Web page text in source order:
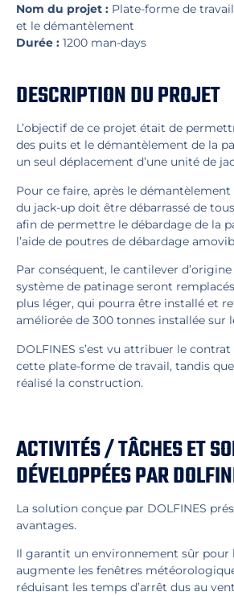
Nom du projet : Plate-forme de
et le démantèlement
Durée : 1200 man-days
DESCRIPTION DU PROJET
L’objectif de ce projet était de
des puits et le démantèlement de la
un seul déplacement d’une unité de
Pour ce faire, après le
du jack-up doit être débarrassé de
afin de permettre le débardage de la
l’aide de poutres de débardage
Par conséquent, le cantilever
système de patinage seront
plus léger, qui pourra être installé et
améliorée de 300 tonnes installée sur
DOLFINES s’est vu attribuer le
cette plate-forme de travail, tandis
réalisé la construction.
ACTIVITÉS / TÂCHES ET
DÉVELOPPÉES PAR
La solution conçue par DOLFINES
avantages.
Il garantit un environnement sûr pour
augmente les fenêtres
réduisant les temps d’arrêt dus au